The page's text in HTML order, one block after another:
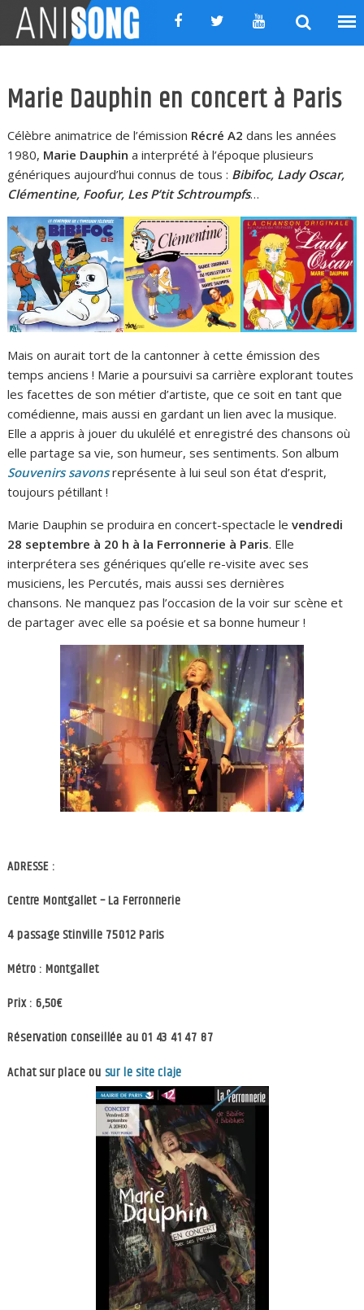
content
Marie Dauphin en concert à Paris
Célèbre animatrice de l’émission Récré A2 dans les années
1980, Marie Dauphin a interprété à l’époque plusieurs
génériques aujourd’hui connus de tous : Bibifoc, Lady Oscar,
Clémentine, Foofur, Les P’tit Schtroumpfs…
Mais on aurait tort de la cantonner à cette émission des
temps anciens ! Marie a poursuivi sa carrière explorant toutes
les facettes de son métier d’artiste, que ce soit en tant que
comédienne, mais aussi en gardant un lien avec la musique.
Elle a appris à jouer du ukulélé et enregistré des chansons où
elle partage sa vie, son humeur, ses sentiments. Son album
Souvenirs savonsreprésente à lui seul son état d’esprit,
toujours pétillant !
Marie Dauphin se produira en concert-spectacle levendredi
28 septembre à 20 h à la Ferronnerie à Paris. Elle
interprétera ses génériques qu’elle re-visite avec ses
musiciens, les Percutés, mais aussi ses dernières
chansons. Ne manquez pas l’occasion de la voir sur scène et
de partager avec elle sa poésie et sa bonne humeur !
ADRESSE :
Centre Montgallet – La Ferronnerie
4 passage Stinville 75012 Paris
Métro : Montgallet
Prix : 6,50€
Réservation conseillée au 01 43 41 47 87
Achat sur place ou sur le site claje